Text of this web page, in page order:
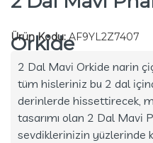
Orkide
Ürün Kodu:AF9YL2Z7407
2 Dal Mavi Orkide narin
tüm hisleriniz bu 2 dal
derinlerde hissettirecek,
tasarımı olan 2 Dal Mavi
sevdiklerinizin yüzlerinde